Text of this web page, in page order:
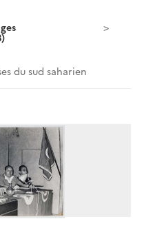
du sud saharien